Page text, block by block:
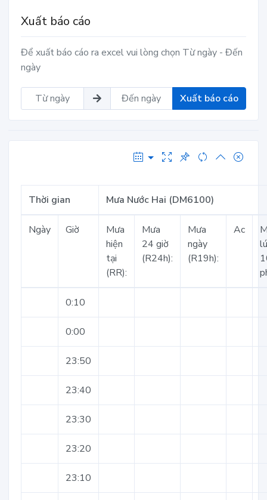
Xuất báo cáo
Để xuất báo cáo ra excel vui lòng chọn Từ ngày - Đến
ngày
Xuất báo cáo
Thời gian Mưa Nước Hai (DM6100)
Ngày Giờ
Mưa
hiện
tại
(RR):
Mưa
24 giờ
(R24h):
Mưa
ngày
(R19h):
Ac
0:10
0:00
23:50
23:40
23:30
23:20
23:10